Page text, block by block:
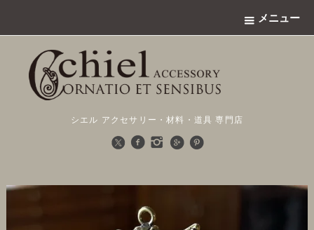
メニュー
シエル アクセサリー・材料・道具 専門店